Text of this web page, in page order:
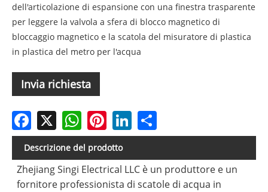
dell'articolazione di espansione con una finestra trasparente
per leggere la valvola a sfera di blocco magnetico di
bloccaggio magnetico e la scatola del misuratore di plastica
in plastica del metro per l'acqua
Invia richiesta
Facebook WhatsAppPinterestLinkedIn
Descrizione del prodotto
Zhejiang Singi Electrical LLC è un produttore e un
fornitore professionista di scatole di acqua in